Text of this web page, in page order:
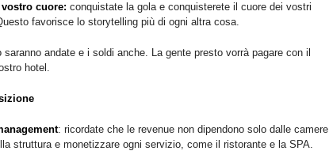
cuore: conquistate la gola e conquisterete il cuore dei vostri
favorisce lo storytelling più di ogni altra cosa.
andate e i soldi anche. La gente presto vorrà pagare con il
hotel.
: ricordate che le revenue non dipendono solo dalle camere
struttura e monetizzare ogni servizio, come il ristorante e la SPA.